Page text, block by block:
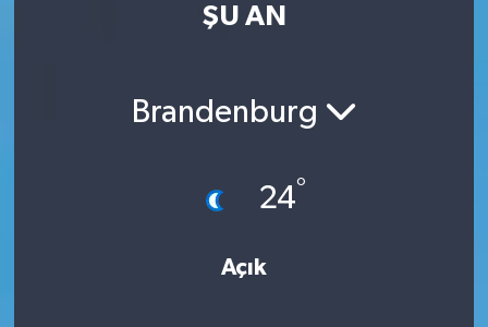
ŞU AN
Brandenburg
24°
Açık